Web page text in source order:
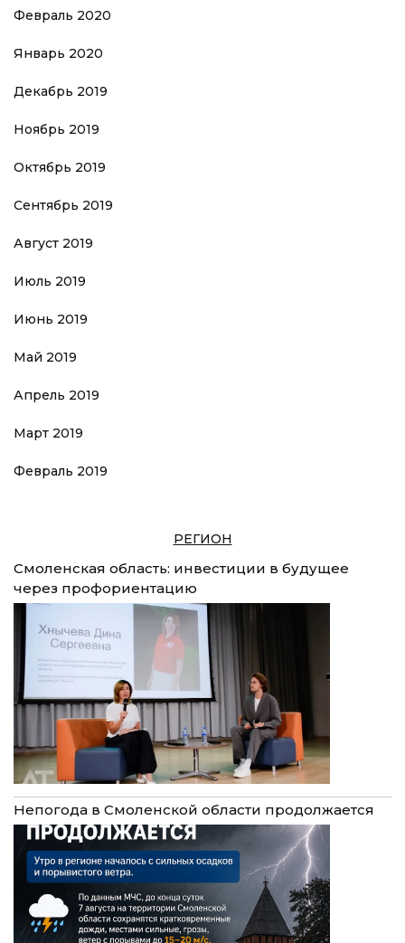
Февраль 2020
Январь 2020
Декабрь 2019
Ноябрь 2019
Октябрь 2019
Сентябрь 2019
Август 2019
Июль 2019
Июнь 2019
Май 2019
Апрель 2019
Март 2019
Февраль 2019
РЕГИОН
Смоленская область: инвестиции в будущее
через профориентацию
Непогода в Смоленской области продолжается